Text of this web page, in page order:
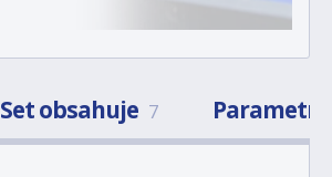
Set obsahuje 7 Parametry